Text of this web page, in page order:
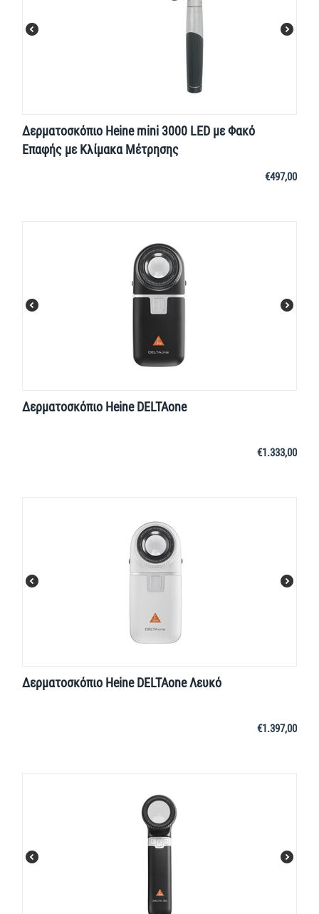
Δερματοσκόπιο Heine mini 3000 LED με Φακό
Επαφής με Κλίμακα Μέτρησης
€497,00
Δερματοσκόπιο Heine DELTAone
€1.333,00
Δερματοσκόπιο Heine DELTAone Λευκό
€1.397,00